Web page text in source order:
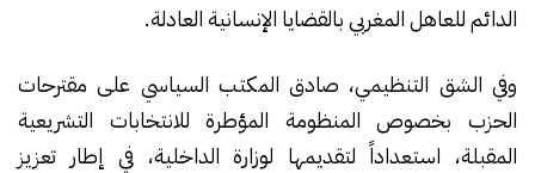
الدائم للعاهل المغربي بالقضايا الإنسانية العادلة.
وفي الشق التنظيمي، صادق المكتب السياسي على مقترحات
الحزب بخصوص المنظومة المؤطرة للانتخابات التشريعية
المقبلة، استعداداً لتقديمها لوزارة الداخلية، في إطار تعزيز